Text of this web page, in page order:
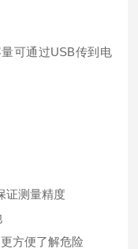
可通过USB传到电
证测量精度
方便了解危险